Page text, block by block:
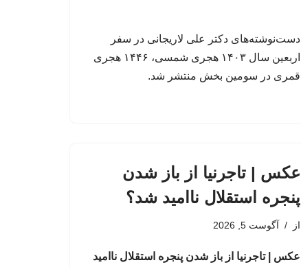
دست‌نوشته‌های دکتر علی لاریجانی در سفر
اربعین سال ۱۴۰۳ هجری شمسی، ۱۴۴۶ هجری
قمری در سومین بخش منتشر شد.
عکس | تاجرنیا از باز شدن
پنجره استقلال ناامید شد؟
از آگوست 5, 2026
عکس | تاجرنیا از باز شدن پنجره استقلال ناامید